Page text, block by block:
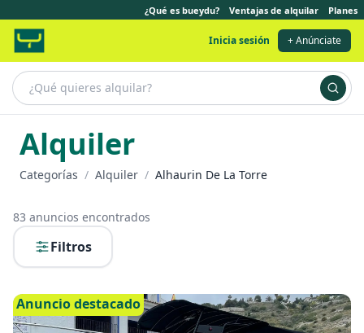
¿Qué es bueydu? Ventajas de alquilar Planes
Inicia sesión + Anúnciate
Alquiler
Categorías / Alquiler / Alhaurin De La Torre
83 anuncios encontrados
Filtros
Anuncio destacado